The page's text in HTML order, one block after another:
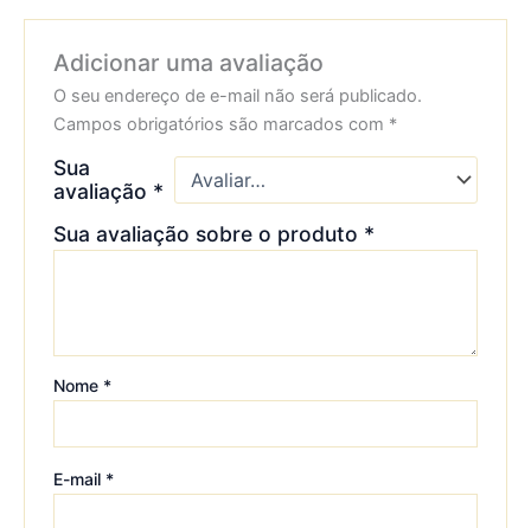
Adicionar uma avaliação
O seu endereço de e-mail não será publicado.
Campos obrigatórios são marcados com *
Sua
avaliação *
Sua avaliação sobre o produto *
Nome *
E-mail *